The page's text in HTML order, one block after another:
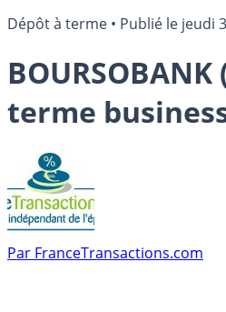
Dépôt à terme • Publié le jeudi
terme
Par FranceTransactions.com